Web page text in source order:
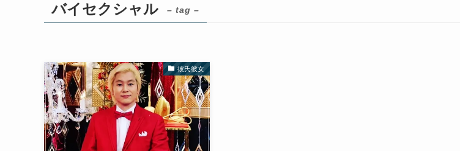
バイセクシャル – tag –
彼氏彼女